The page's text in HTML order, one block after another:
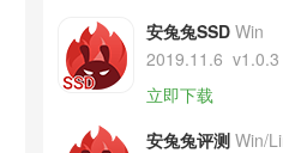
安兔兔SSD Win
2019.11.6 v1.0.3
立即下载
安兔兔评测 Win/